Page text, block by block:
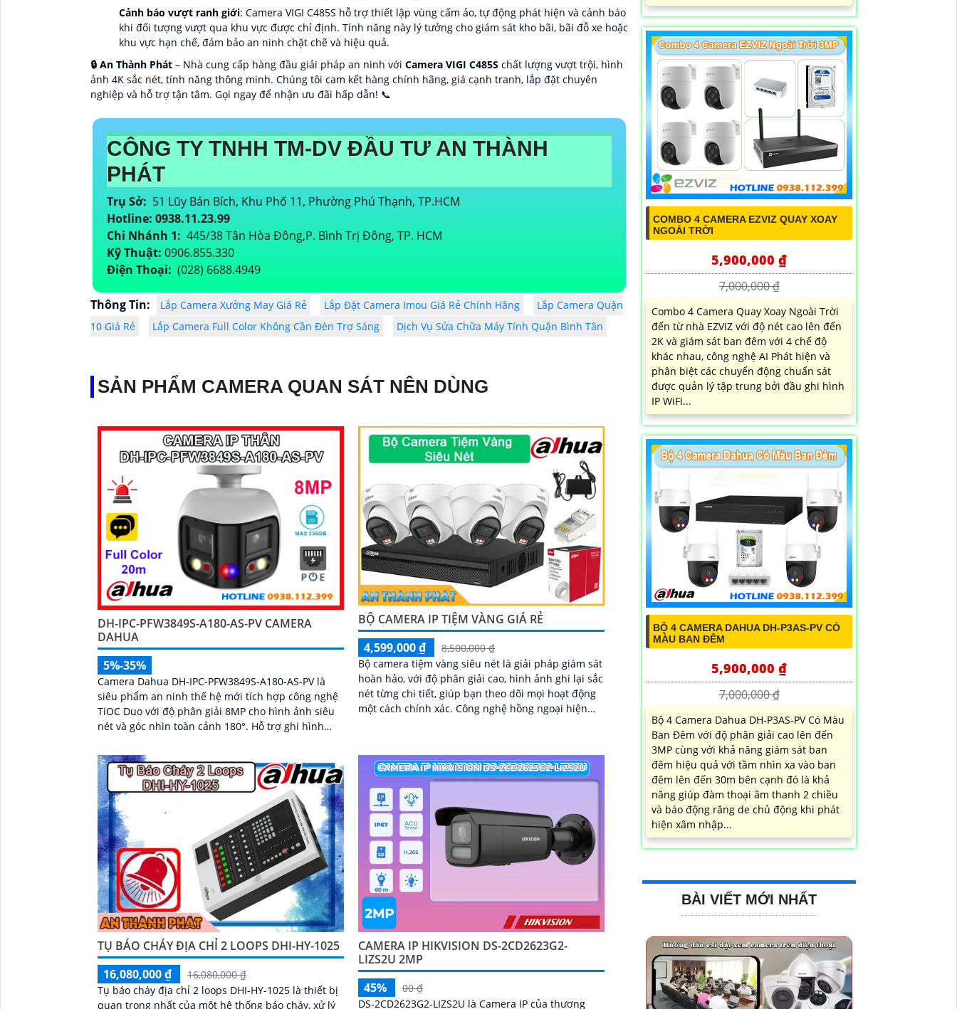
Cảnh báo vượt ranh giới: Camera VIGI C485S hỗ trợ thiết lập vùng cấm ảo, tự động phát hiện và cảnh báo
khi đối tượng vượt qua khu vực được chỉ định. Tính năng này lý tưởng cho giám sát kho bãi, bãi đỗ xe hoặc
khu vực hạn chế, đảm bảo an ninh chặt chẽ và hiệu quả.
🔒 An Thành Phát – Nhà cung cấp hàng đầu giải pháp an ninh với Camera VIGI C485S chất lượng vượt trội, hình
ảnh 4K sắc nét, tính năng thông minh. Chúng tôi cam kết hàng chính hãng, giá cạnh tranh, lắp đặt chuyên
nghiệp và hỗ trợ tận tâm. Gọi ngay để nhận ưu đãi hấp dẫn! 📞
CÔNG TY TNHH TM-DV ĐẦU TƯ AN THÀNH
PHÁT
Trụ Sở: 51 Lũy Bán Bích, Khu Phố 11, Phường Phú Thạnh, TP.HCM
Hotline: 0938.11.23.99
Chi Nhánh 1: 445/38 Tân Hòa Đông,P. Bình Trị Đông, TP. HCM
Kỹ Thuật: 0906.855.330
Điện Thoại: (028) 6688.4949
Thông Tin: Lắp Camera Xưởng May Giá Rẻ Lắp Đặt Camera Imou Giá Rẻ Chính Hãng
Lắp Camera Quận
10 Giá Rẻ
Lắp Camera Full Color Không Cần Đèn Trợ Sáng Dịch Vụ Sửa Chữa Máy Tính Quận Bình Tân
SẢN PHẨM CAMERA QUAN SÁT NÊN DÙNG
DH-IPC-PFW3849S-A180-AS-PV CAMERA
DAHUA
5%-35%
Camera Dahua DH-IPC-PFW3849S-A180-AS-PV là
siêu phẩm an ninh thế hệ mới tích hợp công nghệ
TiOC Duo với độ phân giải 8MP cho hình ảnh siêu
nét và góc nhìn toàn cảnh 180°. Hỗ trợ ghi hình
20m, đàm thoại hai chiều rõ ràng, cùng khe cắm
thẻ nhớ 256GB đáp ứng nhu cầu lưu trữ dài hạn,
thiết kế chuẩn IP67 chống bụi nước, cấp nguồn
POE...
BỘ CAMERA IP TIỆM VÀNG GIÁ RẺ
4,599,000 ₫
8,500,000 ₫
Bộ camera tiệm vàng siêu nét là giải pháp giám sát
hoàn hảo, với độ phân giải cao, hình ảnh ghi lại sắc
nét từng chi tiết, giúp bạn theo dõi mọi hoạt động
một cách chính xác. Công nghệ hồng ngoại hiện
TỤ BÁO CHÁY ĐỊA CHỈ 2 LOOPS DHI-HY-1025
16,080,000 ₫
16,080,000 ₫
Tụ báo cháy địa chỉ 2 loops DHI-HY-1025 là thiết bị
quan trọng nhất của một hệ thống báo cháy, xử lý
CAMERA IP HIKVISION DS-2CD2623G2-
LIZS2U 2MP
45%
00 ₫
DS-2CD2623G2-LIZS2U là Camera IP của thương
COMBO 4 CAMERA EZVIZ QUAY XOAY
NGOÀI TRỜI
5,900,000 ₫
7,000,000 ₫
Combo 4 Camera Quay Xoay Ngoài Trời
đến từ nhà EZVIZ với độ nét cao lên đến
2K và giám sát ban đêm với 4 chế độ
khác nhau, công nghệ AI Phát hiện và
phân biệt các chuyển động chuẩn sát
được quản lý tập trung bởi đầu ghi hình
IP WiFi...
BỘ 4 CAMERA DAHUA DH-P3AS-PV CÓ
MÀU BAN ĐÊM
5,900,000 ₫
7,000,000 ₫
Bộ 4 Camera Dahua DH-P3AS-PV Có Màu
Ban Đêm với độ phân giải cao lên đến
3MP cùng với khả năng giám sát ban
đêm hiệu quả với tầm nhìn xa vào ban
đêm lên đến 30m bên cạnh đó là khả
năng giúp đàm thoại âm thanh 2 chiều
và báo động răng de chủ động khi phát
hiện xâm nhập...
BÀI VIẾT MỚI NHẤT